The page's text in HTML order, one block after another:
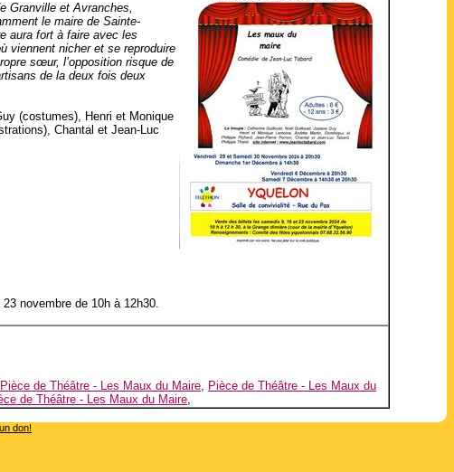
Granville et Avranches,
le maire de Sainte-
aura fort à faire avec les
viennent nicher et se reproduire
sœur, l’opposition risque de
de la deux fois deux
(costumes), Henri et Monique
Chantal et Jean-Luc
novembre de 10h à 12h30.
Pièce de Théâtre - Les Maux du Maire Pièce de Théâtre - Les Maux du
de Théâtre - Les Maux du Maire
don!